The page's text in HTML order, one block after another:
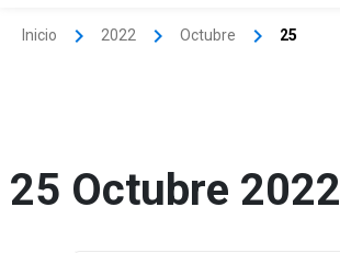
Inicio 2022 Octubre 25
25 Octubre 2022